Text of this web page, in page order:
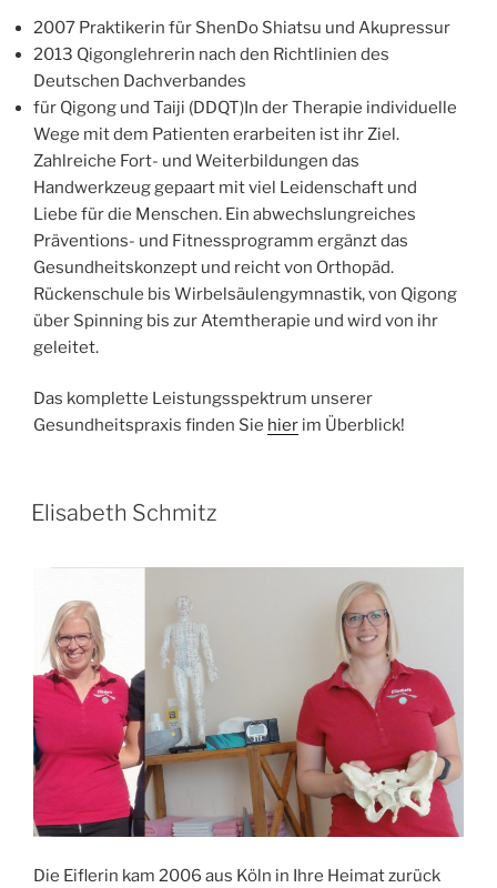
2007 Praktikerin für ShenDo Shiatsu und Akupressur
2013 Qigonglehrerin nach den Richtlinien des
Deutschen Dachverbandes
für Qigong und Taiji (DDQT)In der Therapie individuelle
Wege mit dem Patienten erarbeiten ist ihr Ziel.
Zahlreiche Fort- und Weiterbildungen das
Handwerkzeug gepaart mit viel Leidenschaft und
Liebe für die Menschen. Ein abwechslungreiches
Präventions- und Fitnessprogramm ergänzt das
Gesundheitskonzept und reicht von Orthopäd.
Rückenschule bis Wirbelsäulengymnastik, von Qigong
über Spinning bis zur Atemtherapie und wird von ihr
geleitet.
Das komplette Leistungsspektrum unserer
Gesundheitspraxis finden Sie hier im Überblick!
Elisabeth Schmitz
Die Eiflerin kam 2006 aus Köln in Ihre Heimat zurück